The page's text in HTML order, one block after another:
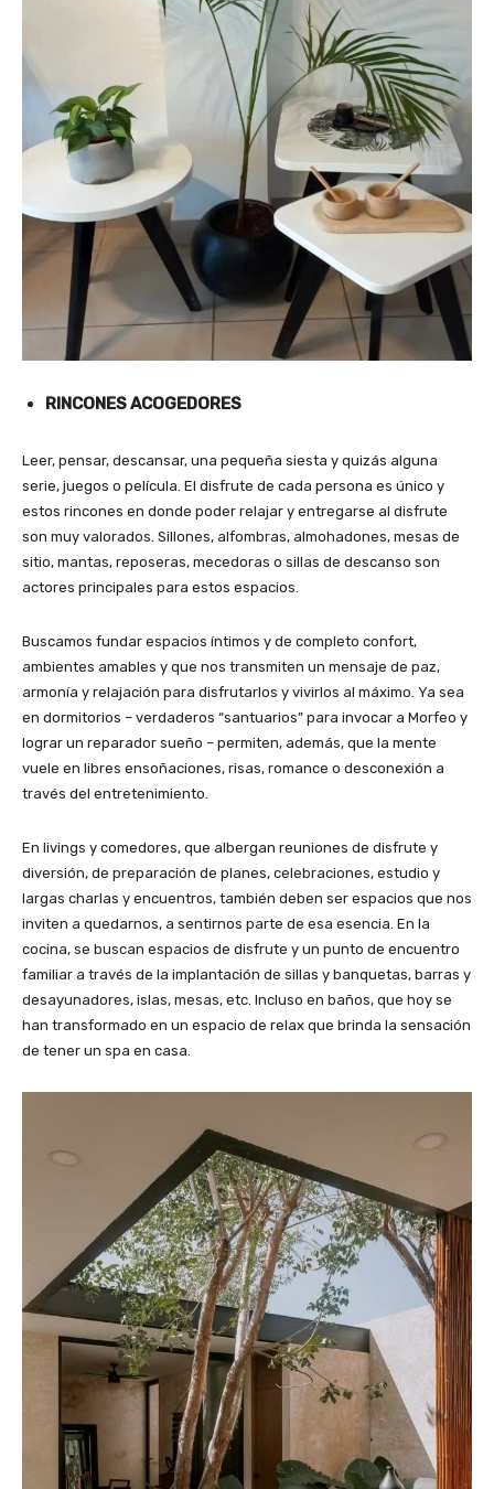
RINCONES ACOGEDORES
Leer, pensar, descansar, una pequeña siesta y quizás alguna
serie, juegos o película. El disfrute de cada persona es único y
estos rincones en donde poder relajar y entregarse al disfrute
son muy valorados. Sillones, alfombras, almohadones, mesas de
sitio, mantas, reposeras, mecedoras o sillas de descanso son
actores principales para estos espacios.
Buscamos fundar espacios íntimos y de completo confort,
ambientes amables y que nos transmiten un mensaje de paz,
armonía y relajación para disfrutarlos y vivirlos al máximo. Ya sea
en dormitorios – verdaderos “santuarios” para invocar a Morfeo y
lograr un reparador sueño – permiten, además, que la mente
vuele en libres ensoñaciones, risas, romance o desconexión a
través del entretenimiento.
En livings y comedores, que albergan reuniones de disfrute y
diversión, de preparación de planes, celebraciones, estudio y
largas charlas y encuentros, también deben ser espacios que nos
inviten a quedarnos, a sentirnos parte de esa esencia. En la
cocina, se buscan espacios de disfrute y un punto de encuentro
familiar a través de la implantación de sillas y banquetas, barras y
desayunadores, islas, mesas, etc. Incluso en baños, que hoy se
han transformado en un espacio de relax que brinda la sensación
de tener un spa en casa.